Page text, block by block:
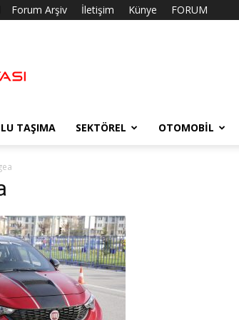
Forum Arşiv İletişim Künye FORUM
TAŞIMA SEKTÖREL OTOMOBIL